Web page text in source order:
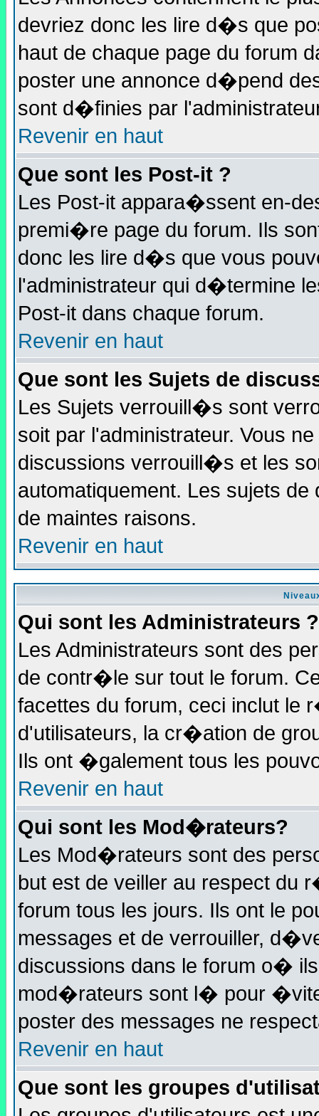
devriez donc les lire d�s que
haut de chaque page du
poster une annonce d�pend
sont d�finies par
Revenir en haut
Que sont les Post-it ?
Les Post-it appara�ssent en-
premi�re page du forum. Ils
donc les lire d�s que vous
l'administrateur qui d�termine
Post-it dans chaque forum.
Revenir en haut
Que sont les Sujets de
Les Sujets verrouill�s sont
soit par l'administrateur. Vous
discussions verrouill�s et les
automatiquement. Les sujets
de maintes raisons.
Revenir en haut
Qui sont les Administrateurs ?
Les Administrateurs sont des
de contr�le sur tout le forum.
facettes du forum, ceci inclut le
d'utilisateurs, la cr�ation de
Ils ont �galement tous les
Revenir en haut
Qui sont les Mod�rateurs?
Les Mod�rateurs sont des
but est de veiller au respect du
forum tous les jours. Ils ont le
messages et de verrouiller,
discussions dans le forum o�
mod�rateurs sont l� pour
poster des messages ne
Revenir en haut
Que sont les groupes